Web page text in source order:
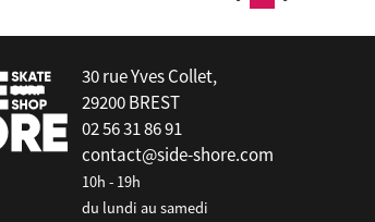
30 rue Yves Collet,
29200 BREST
02 56 31 86 91
contact@side-shore.com
10h - 19h
du lundi au samedi